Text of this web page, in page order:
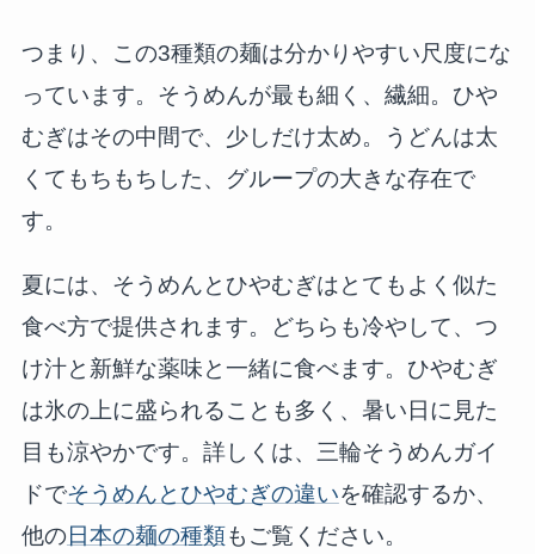
つまり、この3種類の麺は分かりやすい尺度にな
っています。そうめんが最も細く、繊細。ひや
むぎはその中間で、少しだけ太め。うどんは太
くてもちもちした、グループの大きな存在で
す。
夏には、そうめんとひやむぎはとてもよく似た
食べ方で提供されます。どちらも冷やして、つ
け汁と新鮮な薬味と一緒に食べます。ひやむぎ
は氷の上に盛られることも多く、暑い日に見た
目も涼やかです。詳しくは、三輪そうめんガイ
ドでそうめんとひやむぎの違いを確認するか、
他の日本の麺の種類もご覧ください。